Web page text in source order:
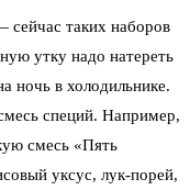
таких наборов
утку надо натереть
ночь в холодильнике.
специй. Например,
смесь «Пять
уксус, лук-порей,